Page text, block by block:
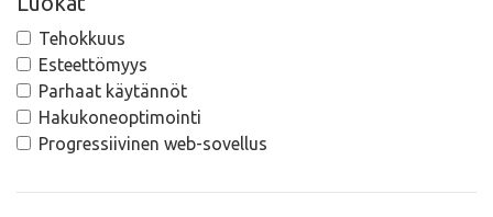
Tehokkuus
Esteettömyys
Parhaat käytännöt
Hakukoneoptimointi
Progressiivinen web-sovellus